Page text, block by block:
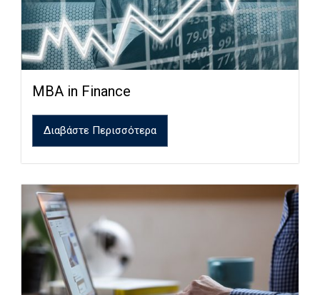
MBA in Finance
Διαβάστε Περισσότερα